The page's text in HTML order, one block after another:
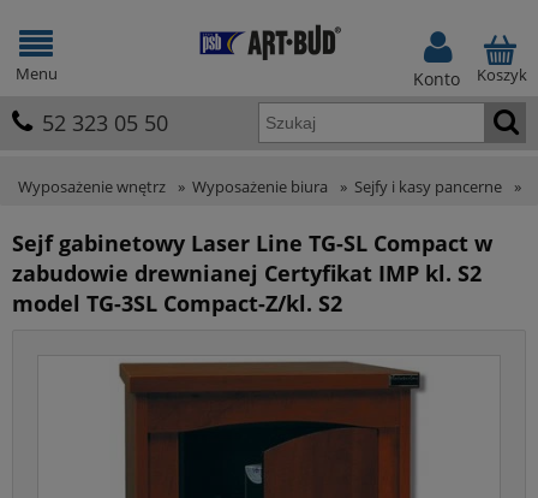
Koszyk
Konto
52 323 05 50
Menu
Wyposażenie wnętrz » Wyposażenie biura » Sejfy i kasy pancerne »
Sejf gabinetowy Laser Line TG-SL Compact w
zabudowie drewnianej Certyfikat IMP kl. S2
model TG-3SL Compact-Z/kl. S2